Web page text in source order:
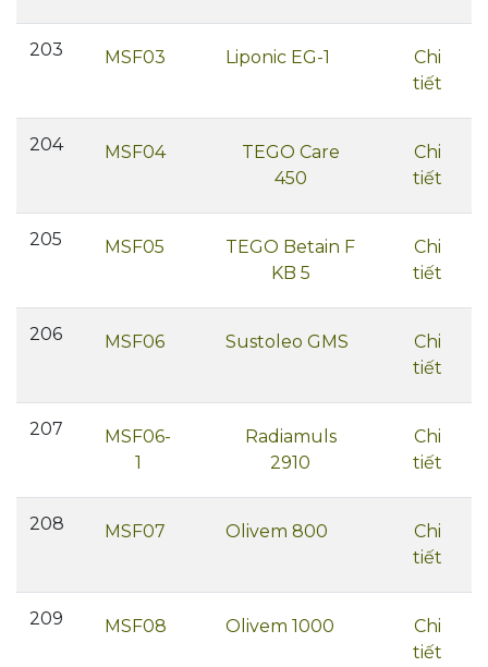
203 MSF03 Liponic EG-1
Chi
tiết
204 MSF04
TEGO Care
450
Chi
tiết
205 MSF05
TEGO Betain F
KB 5
Chi
tiết
206 MSF06 Sustoleo GMS
Chi
tiết
207
MSF06-
1
Radiamuls
2910
Chi
tiết
208 MSF07 Olivem 800
Chi
tiết
209 MSF08 Olivem 1000
Chi
tiết